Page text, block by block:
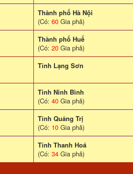
Thành phố Hà Nội
(Có: 60 Gia phả)
Thành phố Huế
(Có: 20 Gia phả)
Tỉnh Lạng Sơn
Tinh Ninh Bình
(Có: 40 Gia phả)
Tỉnh Quảng Trị
(Có: 10 Gia phả)
Tỉnh Thanh Hoá
(Có: 34 Gia phả)